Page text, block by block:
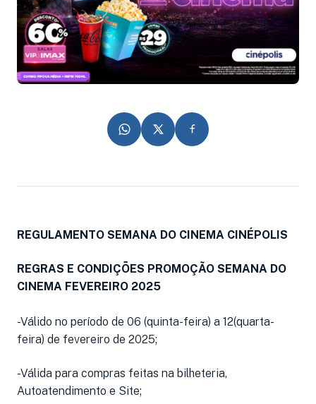
REGULAMENTO SEMANA DO CINEMA CINÉPOLIS
REGRAS E CONDIÇÕES PROMOÇÃO SEMANA DO
CINEMA FEVEREIRO 2025
-Válido no período de 06 (quinta-feira) a 12(quarta-
feira) de fevereiro de 2025;
-Válida para compras feitas na bilheteria,
Autoatendimento e Site;